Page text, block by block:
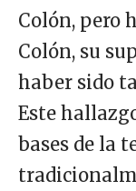
Colón, pero
Colón, su
haber sido
Este
bases de la